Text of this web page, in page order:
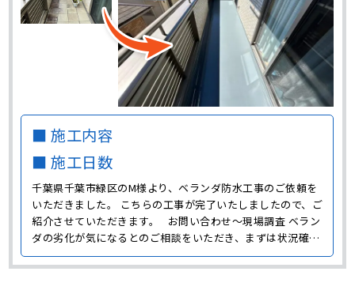
■ 施工内容
■ 施工日数
千葉県千葉市緑区のM様より、ベランダ防水工事のご依頼を
いただきました。 こちらの工事が完了いたしましたので、ご
紹介させていただきます。 お問い合わせ～現場調査 ベラン
ダの劣化が気になるとのご相談をいただき、まずは状況確認
のために現場に伺いました。 M様邸ではベランダで家庭菜園
をしたりガーデニングをしたりと、ベランダをよく活用して